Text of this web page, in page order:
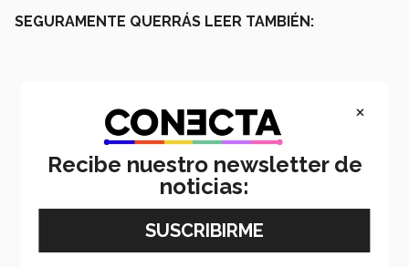
SEGURAMENTE QUERRÁS LEER TAMBIÉN:
×
Recibe nuestro newsletter de
noticias: